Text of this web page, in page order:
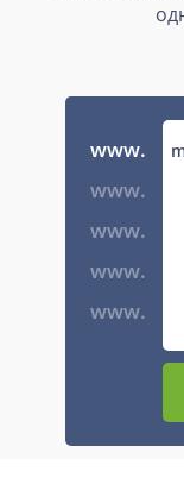
www.
www.
www.
www.
www.